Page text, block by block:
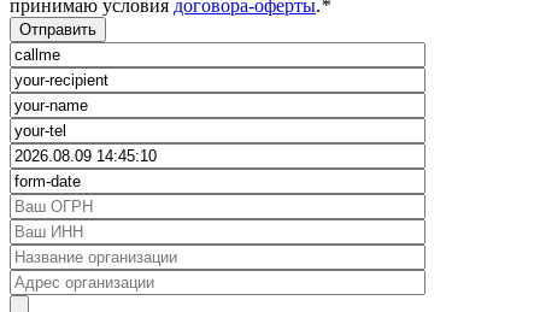
принимаю условия договора-оферты.*